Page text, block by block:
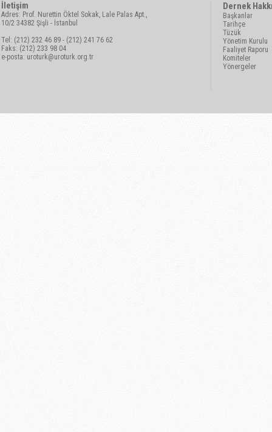
İletişim
Adres: Prof. Nurettin Öktel Sokak, Lale Palas Apt.,
10/2 34382 Şişli - İstanbul
Tel: (212) 232 46 89 - (212) 241 76 62
Faks: (212) 233 98 04
e-posta: uroturk@uroturk.org.tr
Dernek
Başkanlar
Tarihçe
Tüzük
Yönetim Kurulu
Faaliyet Raporu
Komiteler
Yönergeler